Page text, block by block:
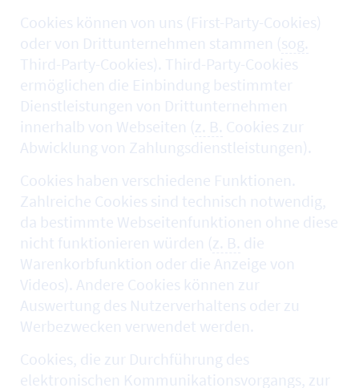
Cookies können von uns (First-Party-Cookies)
oder von Drittunternehmen stammen (sog.
Third-Party-Cookies). Third-Party-Cookies
ermöglichen die Einbindung bestimmter
Dienstleistungen von Drittunternehmen
innerhalb von Webseiten (z. B. Cookies zur
Abwicklung von Zahlungsdienstleistungen).
Cookies haben verschiedene Funktionen.
Zahlreiche Cookies sind technisch notwendig,
da bestimmte Webseitenfunktionen ohne diese
nicht funktionieren würden (z. B. die
Warenkorbfunktion oder die Anzeige von
Videos). Andere Cookies können zur
Auswertung des Nutzerverhaltens oder zu
Werbezwecken verwendet werden.
Cookies, die zur Durchführung des
elektronischen Kommunikationsvorgangs, zur